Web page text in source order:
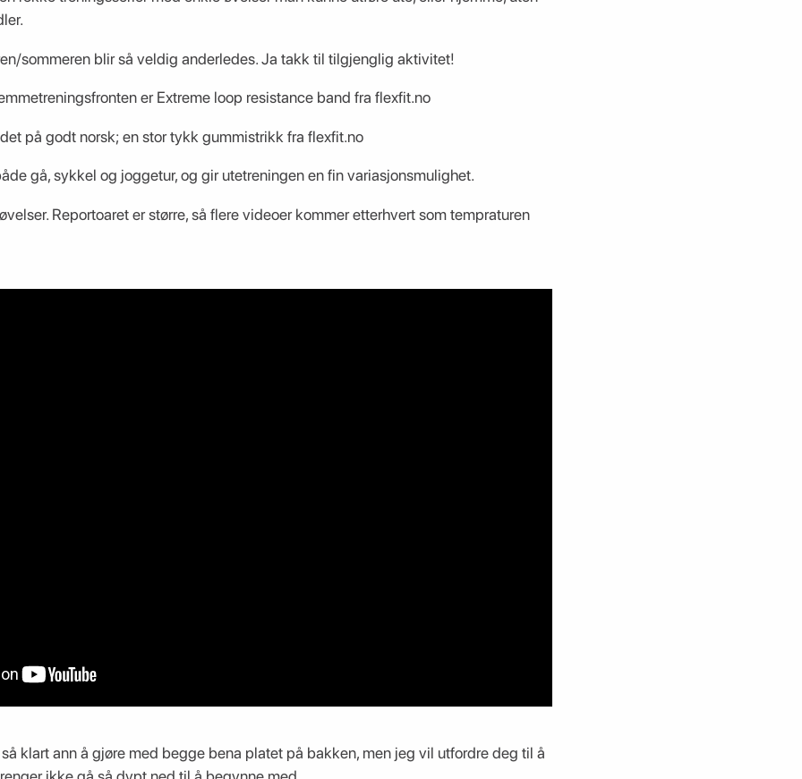
sommeren blir så veldig anderledes. Ja takk til tilgjenglig aktivitet!
er Extreme loop resistance band fra flexfit.no
på godt norsk; en stor tykk gummistrikk fra flexfit.no
gå, sykkel og joggetur, og gir utetreningen en fin variasjonsmulighet.
Reportoaret er større, så flere videoer kommer etterhvert som tempraturen
klart ann å gjøre med begge bena platet på bakken, men jeg vil utfordre deg til å